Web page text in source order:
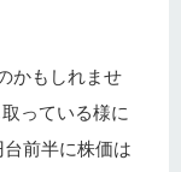
かもしれませ
っている様に
前半に株価は